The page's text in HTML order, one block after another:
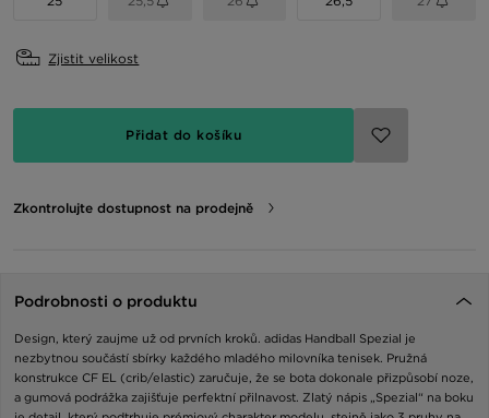
Zjistit velikost
Přidat do košíku
Zkontrolujte dostupnost na prodejně
Podrobnosti o produktu
Design, který zaujme už od prvních kroků. adidas Handball Spezial je
nezbytnou součástí sbírky každého mladého milovníka tenisek. Pružná
konstrukce CF EL (crib/elastic) zaručuje, že se bota dokonale přizpůsobí noze,
a gumová podrážka zajišťuje perfektní přilnavost. Zlatý nápis „Spezial“ na boku